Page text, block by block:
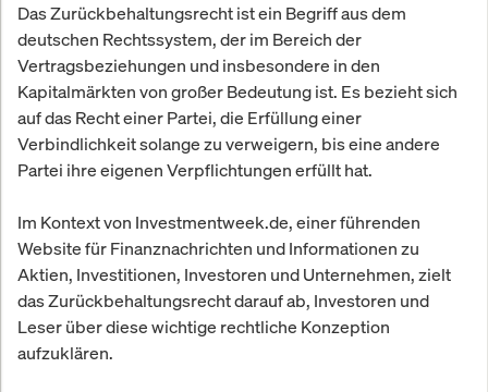
Das Zurückbehaltungsrecht ist ein Begriff aus dem
deutschen Rechtssystem, der im Bereich der
Vertragsbeziehungen und insbesondere in den
Kapitalmärkten von großer Bedeutung ist. Es bezieht sich
auf das Recht einer Partei, die Erfüllung einer
Verbindlichkeit solange zu verweigern, bis eine andere
Partei ihre eigenen Verpflichtungen erfüllt hat.
Im Kontext von Investmentweek.de, einer führenden
Website für Finanznachrichten und Informationen zu
Aktien, Investitionen, Investoren und Unternehmen, zielt
das Zurückbehaltungsrecht darauf ab, Investoren und
Leser über diese wichtige rechtliche Konzeption
aufzuklären.